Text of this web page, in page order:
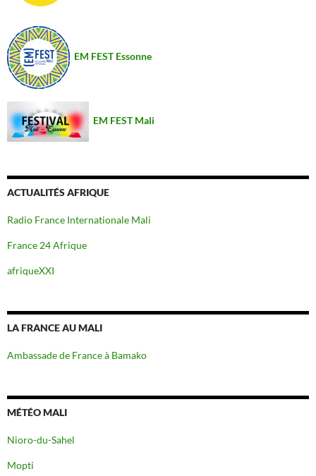
EM FEST Essonne
EM FEST Mali
ACTUALITÉS AFRIQUE
Radio France Internationale Mali
France 24 Afrique
afriqueXXI
LA FRANCE AU MALI
Ambassade de France à Bamako
MÉTÉO MALI
Nioro-du-Sahel
Mopti